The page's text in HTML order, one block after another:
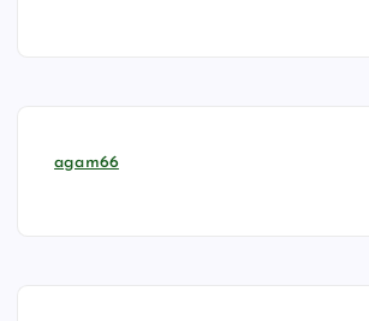
agam66